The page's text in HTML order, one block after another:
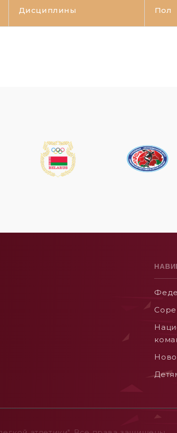
Дисциплины Пол